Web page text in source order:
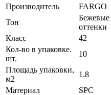
Производитель
FARGO
Тон
Бежевые
оттенки
Класс
42
Кол-во в упаковке.
шт.
10
Площадь упаковки,
м2
1.8
Материал
SPC